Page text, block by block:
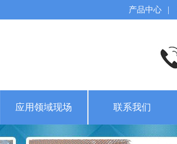
产品中心
应用领域现场 联系我们